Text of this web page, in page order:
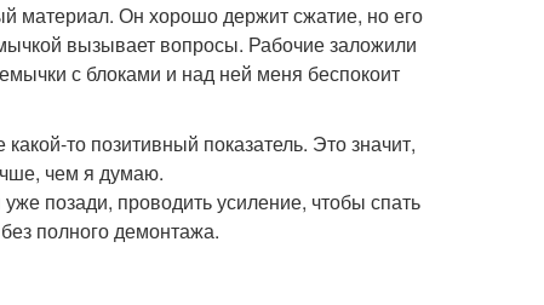
материал. Он хорошо держит сжатие, но его
вызывает вопросы. Рабочие заложили
с блоками и над ней меня беспокоит
то позитивный показатель. Это значит,
чем я думаю.
позади, проводить усиление, чтобы спать
полного демонтажа.